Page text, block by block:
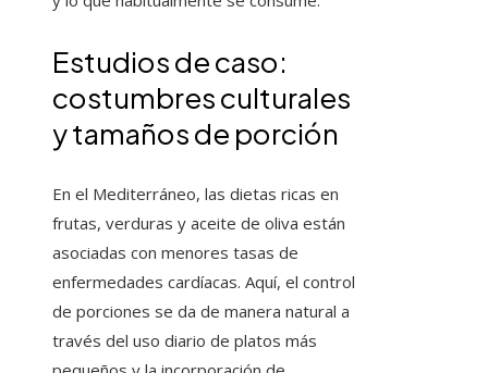
Estudios de caso:
costumbres culturales
y tamaños de porción
En el Mediterráneo, las dietas ricas en
frutas, verduras y aceite de oliva están
asociadas con menores tasas de
enfermedades cardíacas. Aquí, el control
de porciones se da de manera natural a
través del uso diario de platos más